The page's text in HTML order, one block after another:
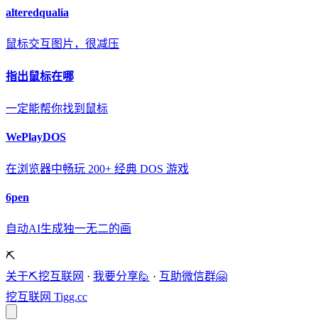
alteredqualia
鼠标交互图片，很减压
指出鼠标在哪
一定能帮你找到鼠标
WePlayDOS
在浏览器中畅玩 200+ 经典 DOS 游戏
6pen
自动AI生成独一无二的画
⛏️
关于⛏️挖互联网 · 我要分享🙋 · 互助微信群🤗
挖互联网 Tigg.cc